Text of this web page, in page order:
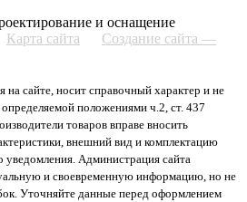
и оснащение
Карта сайта
Создание сайта —
сайте, носит справочный характер и не
положениями ч.2, ст. 437
товаров вправе вносить
внешний вид и комплектацию
уведомления. Администрация сайта
и своевременную информацию, но не
Уточняйте данные перед оформлением